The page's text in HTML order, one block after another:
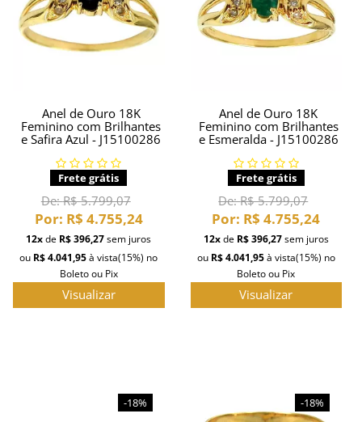
PINGENTE DE OURO
INFORMAÇÕES
Anel de Ouro 18K
Feminino com Brilhantes
e Safira Azul - J15100286
Frete grátis
De:R$ 5.799,07
Por: R$ 4.755,24
12xde R$ 396,27sem juros
ou R$ 4.041,95à vista(15%) no
Boleto ou Pix
Visualizar
Anel de Ouro 18K
Feminino com Brilhantes
e Esmeralda - J15100286
Frete grátis
De:R$ 5.799,07
Por: R$ 4.755,24
12xde R$ 396,27sem juros
ou R$ 4.041,95à vista(15%) no
Boleto ou Pix
Visualizar
-18% -18%
Entrega